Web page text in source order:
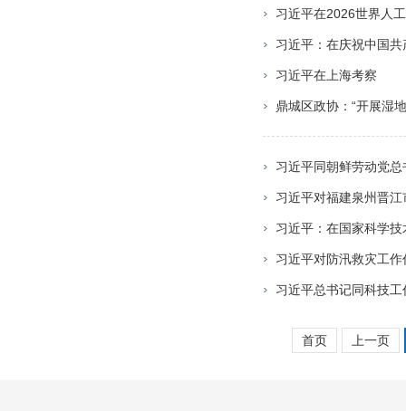
习近平在2026世界人
习近平：在庆祝中国
习近平在上海考察
鼎城区政协：“开展湿
习近平同朝鲜劳动党
习近平对福建泉州晋
习近平：在国家科学
习近平对防汛救灾工
习近平总书记同科技
首页 上一页